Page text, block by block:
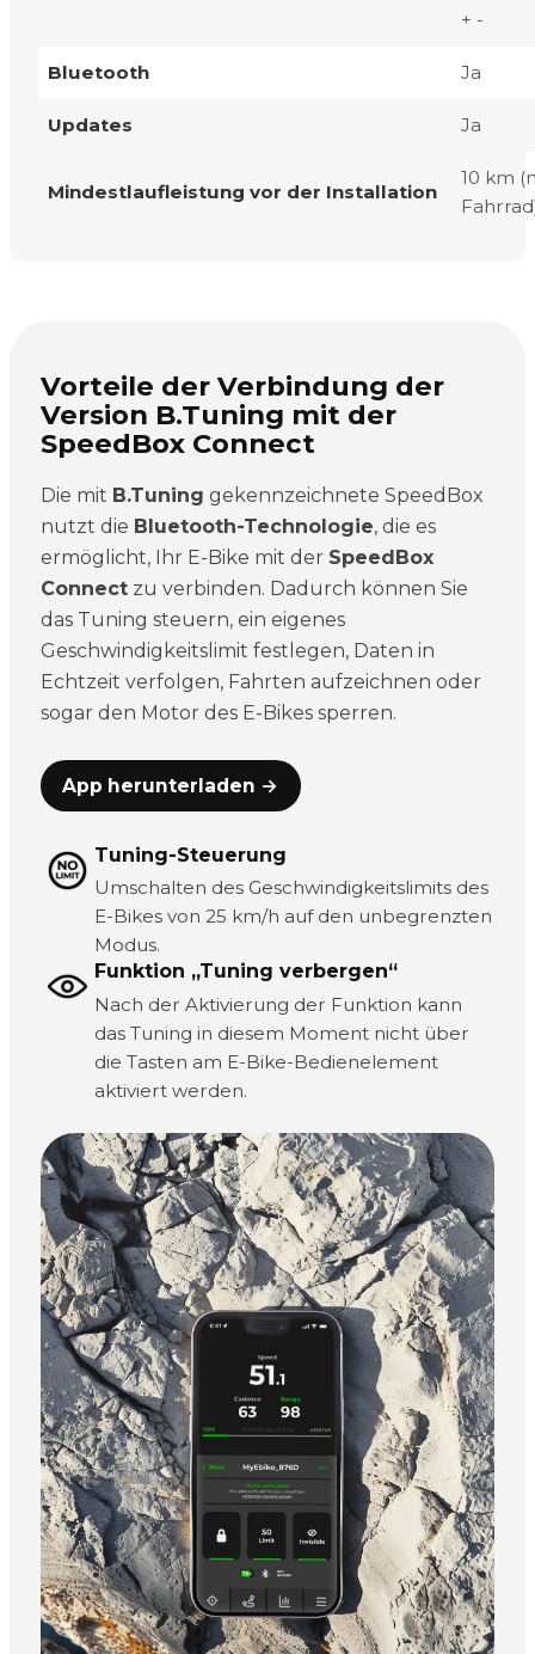
+ -
Bluetooth Ja
Updates Ja
Mindestlaufleistung vor der Installation
10 km
Vorteile der Verbindung der
Version B.Tuning mit der
SpeedBox Connect
Die mit B.Tuning gekennzeichnete SpeedBox
nutzt die Bluetooth-Technologie, die es
ermöglicht, Ihr E-Bike mit der SpeedBox
Connectzu verbinden. Dadurch können Sie
das Tuning steuern, ein eigenes
Geschwindigkeitslimit festlegen, Daten in
Echtzeit verfolgen, Fahrten aufzeichnen oder
sogar den Motor des E-Bikes sperren.
App herunterladen →
Tuning-Steuerung
Umschalten des Geschwindigkeitslimits des
E-Bikes von 25 km/h auf den unbegrenzten
Modus.
Funktion „Tuning verbergen“
Nach der Aktivierung der Funktion kann
das Tuning in diesem Moment nicht über
die Tasten am E-Bike-Bedienelement
aktiviert werden.